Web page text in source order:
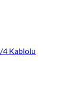
4 Kablolu